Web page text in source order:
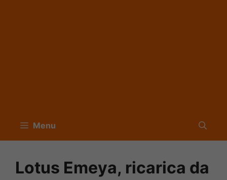
Menu
Lotus Emeya, ricarica da